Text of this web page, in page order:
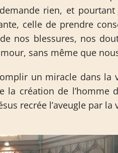
rien, et pourtant
celle de prendre
nos blessures, nos
sans même que
un miracle dans la
création de l’homme
recrée l’aveugle par